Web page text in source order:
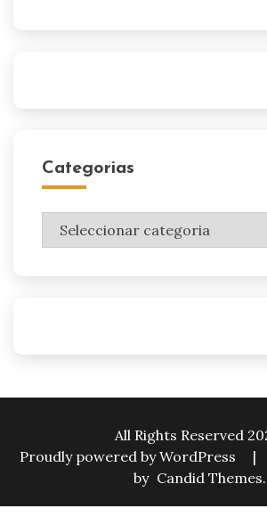
Categorias
Categorias
All Rights Reserved
Proudly powered by WordPress
|
by Candid Themes.